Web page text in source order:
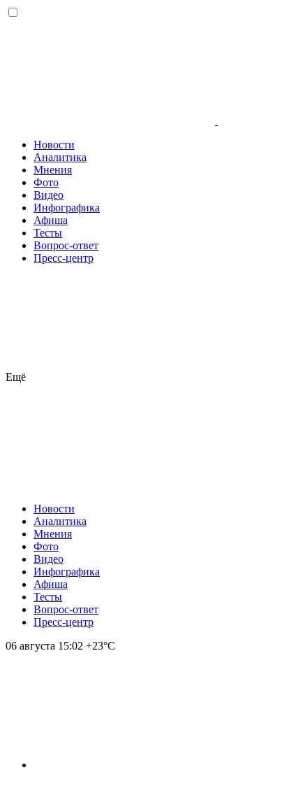
Новости
Аналитика
Мнения
Фото
Видео
Инфографика
Афиша
Тесты
Вопрос-ответ
Пресс-центр
Ещё
Новости
Аналитика
Мнения
Фото
Видео
Инфографика
Афиша
Тесты
Вопрос-ответ
Пресс-центр
06 августа 15:02 +23°С